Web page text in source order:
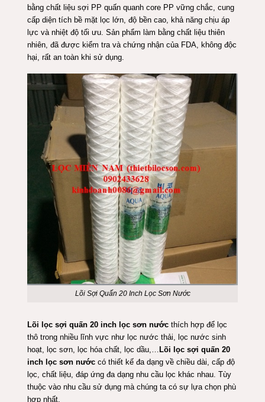
bằng chất liệu sợi PP quấn quanh core PP vững chắc, cung
cấp diện tích bề mặt lọc lớn, độ bền cao, khả năng chịu áp
lực và nhiệt độ tối ưu. Sản phẩm làm bằng chất liệu thiên
nhiên, đã được kiểm tra và chứng nhận của FDA, không độc
hại, rất an toàn khi sử dụng.
Lõi Sợi Quấn 20 Inch Lọc Sơn Nước
Lõi lọc sợi quấn 20 inch lọc sơn nướcthích hợp để lọc
thô trong nhiều lĩnh vực như lọc nước thải, lọc nước sinh
hoạt, lọc sơn, lọc hóa chất, lọc dầu,… Lõi lọc sợi quấn 20
inch lọc sơn nướccó thiết kế đa dạng về chiều dài, cấp độ
lọc, chất liệu, đáp ứng đa dạng nhu cầu lọc khác nhau. Tùy
thuộc vào nhu cầu sử dụng mà chúng ta có sự lựa chọn phù
hợp nhất.